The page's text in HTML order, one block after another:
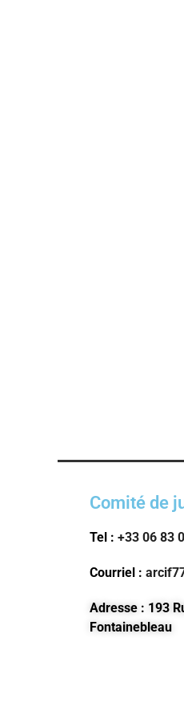
Comité de
Tel : +33 06 83
Courriel :
Adresse : 193
Fontainebleau